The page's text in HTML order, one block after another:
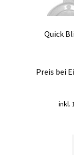
Quick
Preis bei
inkl.